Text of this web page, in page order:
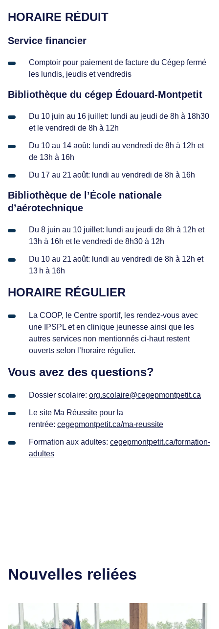
HORAIRE RÉDUIT
Service financier
Comptoir pour paiement de facture du Cégep fermé
les lundis, jeudis et vendredis
Bibliothèque du cégep Édouard-Montpetit
Du 10 juin au 16 juillet: lundi au jeudi de 8h à 18h30
et le vendredi de 8h à 12h
Du 10 au 14 août: lundi au vendredi de 8h à 12h et
de 13h à 16h
Du 17 au 21 août: lundi au vendredi de 8h à 16h
Bibliothèque de l’École nationale
d’aérotechnique
Du 8 juin au 10 juillet: lundi au jeudi de 8h à 12h et
13h à 16h et le vendredi de 8h30 à 12h
Du 10 au 21 août: lundi au vendredi de 8h à 12h et
13 h à 16h
HORAIRE RÉGULIER
La COOP, le Centre sportif, les rendez-vous avec
une IPSPL et en clinique jeunesse ainsi que les
autres services non mentionnés ci-haut restent
ouverts selon l’horaire régulier.
Vous avez des questions?
Dossier scolaire: org.scolaire@cegepmontpetit.ca
Le site Ma Réussite pour la
rentrée: cegepmontpetit.ca/ma-reussite
Formation aux adultes: cegepmontpetit.ca/formation-
adultes
Nouvelles reliées